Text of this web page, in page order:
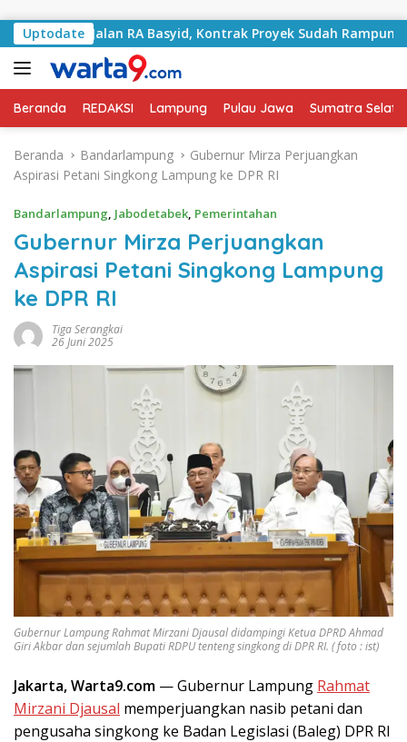
Uptodate
Jalan RA Basyid, Kontrak Proyek Sudah Rampung
Beranda REDAKSI Lampung Pulau Jawa Sumatra
Beranda Bandarlampung
Gubernur Mirza Perjuangkan
Aspirasi Petani Singkong Lampung ke DPR RI
Bandarlampung, Jabodetabek, Pemerintahan
Gubernur Mirza Perjuangkan
Aspirasi Petani Singkong Lampung
ke DPR RI
Tiga Serangkai
26 Juni 2025
Gubernur Lampung Rahmat Mirzani Djausal didampingi Ketua DPRD Ahmad
Giri Akbar dan sejumlah Bupati RDPU tenteng singkong di DPR RI. ( foto : ist)
Jakarta, Warta9.com — Gubernur Lampung Rahmat
Mirzani Djausal memperjuangkan nasib petani dan
pengusaha singkong ke Badan Legislasi (Baleg) DPR RI